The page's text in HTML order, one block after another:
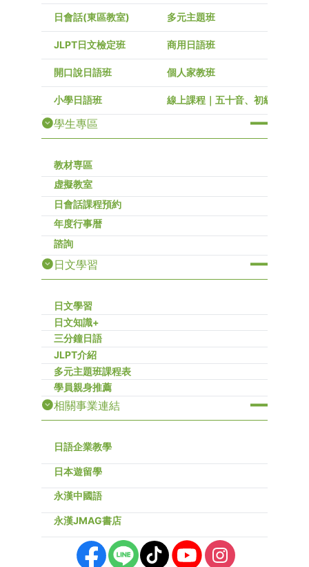
日會話(東區教室) 多元主題班
JLPT日文檢定班 商用日語班
開口說日語班 個人家教班
小學日語班 線上課程｜五十音、初級～高級
學生專區
教材専區
虚擬教室
日會話課程預約
年度行事暦
諮詢
日文學習
日文學習
日文知識+
三分鐘日語
JLPT介紹
多元主題班課程表
學員親身推薦
相關事業連結
日語企業教學
日本遊留學
永漢中國語
永漢JMAG書店